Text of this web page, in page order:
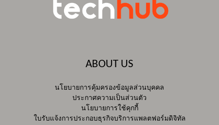
ABOUT US
นโยบายการคุ้มครองข้อมูลส่วนบุคคล
ประกาศความเป็นส่วนตัว
นโยบายการใช้คุกกี้
ใบรับแจ้งการประกอบธุรกิจบริการแพลตฟอร์มดิจิทัล